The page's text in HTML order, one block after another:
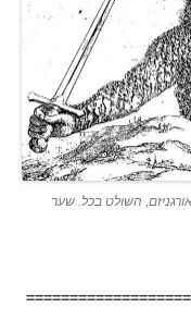
השולט בכל. שער